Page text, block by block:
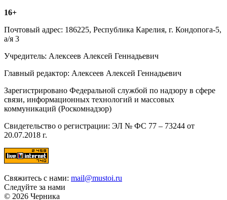
16+
Почтовый адрес: 186225, Республика Карелия, г. Кондопога-5,
а/я 3
Учредитель: Алексеев Алексей Геннадьевич
Главный редактор: Алексеев Алексей Геннадьевич
Зарегистрировано Федеральной службой по надзору в сфере
связи, информационных технологий и массовых
коммуникаций (Роскомнадзор)
Свидетельство о регистрации: ЭЛ № ФС 77 – 73244 от
20.07.2018 г.
Свяжитесь с нами: mail@mustoi.ru
Следуйте за нами
© 2026 Черника